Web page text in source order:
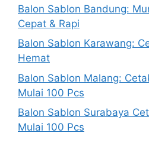
Balon Sablon Bandung:
Cepat & Rapi
Balon Sablon Karawang:
Hemat
Balon Sablon Malang:
Mulai 100 Pcs
Balon Sablon Surabaya
Mulai 100 Pcs